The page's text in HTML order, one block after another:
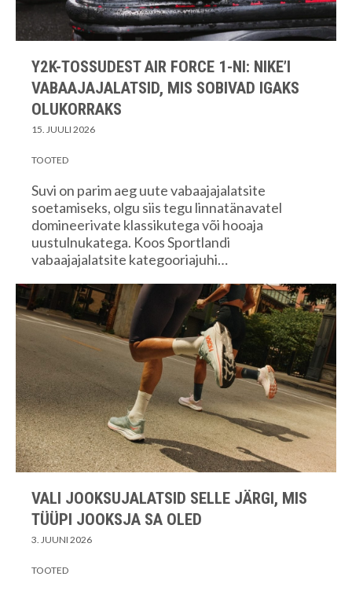
Y2K-TOSSUDEST AIR FORCE 1-NI: NIKE’I
VABAAJAJALATSID, MIS SOBIVAD IGAKS
OLUKORRAKS
15. JUULI 2026
TOOTED
Suvi on parim aeg uute vabaajajalatsite
soetamiseks, olgu siis tegu linnatänavatel
domineerivate klassikutega või hooaja
uustulnukatega. Koos Sportlandi
vabaajajalatsite kategooriajuhi…
VALI JOOKSUJALATSID SELLE JÄRGI, MIS
TÜÜPI JOOKSJA SA OLED
3. JUUNI 2026
TOOTED